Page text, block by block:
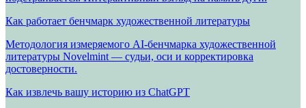
Как работает бенчмарк художественной литературы
Методология измеряемого AI-бенчмарка художественной
литературы Novelmint — судьи, оси и корректировка
достоверности.
Как извлечь вашу историю из ChatGPT